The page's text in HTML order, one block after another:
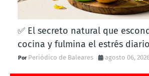
✅ El secreto natural que
cocina y fulmina el estrés diario
Periódico de Baleares agosto 06,